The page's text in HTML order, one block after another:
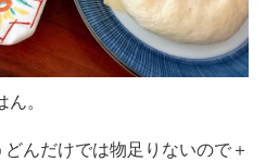
。
んだけでは物足りないので＋